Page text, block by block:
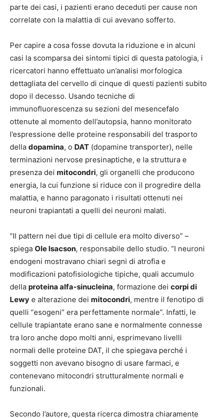
parte dei casi, i pazienti erano deceduti per cause non
correlate con la malattia di cui avevano sofferto.
Per capire a cosa fosse dovuta la riduzione e in alcuni
casi la scomparsa dei sintomi tipici di questa patologia, i
ricercatori hanno effettuato un’analisi morfologica
dettagliata del cervello di cinque di questi pazienti subito
dopo il decesso. Usando tecniche di
immunofluorescenza su sezioni del mesencefalo
ottenute al momento dell’autopsia, hanno monitorato
l’espressione delle proteine responsabili del trasporto
della dopamina, o DAT (dopamine transporter), nelle
terminazioni nervose presinaptiche, e la struttura e
presenza dei mitocondri, gli organelli che producono
energia, la cui funzione si riduce con il progredire della
malattia, e hanno paragonato i risultati ottenuti nei
neuroni trapiantati a quelli dei neuroni malati.
“Il pattern nei due tipi di cellule era molto diverso” –
spiega Ole Isacson, responsabile dello studio. “I neuroni
endogeni mostravano chiari segni di atrofia e
modificazioni patofisiologiche tipiche, quali accumulo
della proteina alfa-sinucleina, formazione dei corpi di
Lewy e alterazione dei mitocondri, mentre il fenotipo di
quelli “esogeni” era perfettamente normale”. Infatti, le
cellule trapiantate erano sane e normalmente connesse
tra loro anche dopo molti anni, esprimevano livelli
normali delle proteine DAT, il che spiegava perché i
soggetti non avevano bisogno di usare farmaci, e
contenevano mitocondri strutturalmente normali e
funzionali.
Secondo l’autore, questa ricerca dimostra chiaramente